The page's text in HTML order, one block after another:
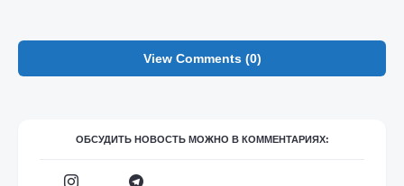
View Comments (0)
ОБСУДИТЬ НОВОСТЬ МОЖНО В КОММЕНТАРИЯХ: